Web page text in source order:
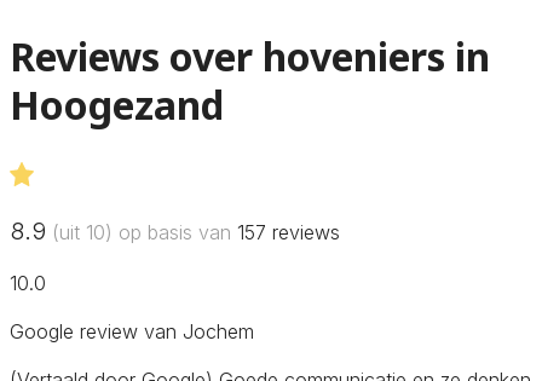
Reviews over hoveniers in
Hoogezand
8.9 (uit 10) op basis van 157 reviews
10.0
Google review van Jochem